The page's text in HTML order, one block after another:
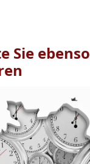
Sie ebenso